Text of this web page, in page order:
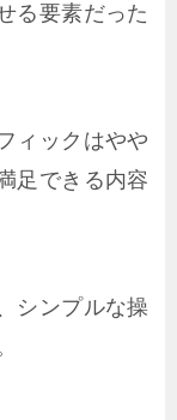
る要素だった
ィックはやや
足できる内容
シンプルな操